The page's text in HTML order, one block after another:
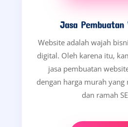
Jasa Pembuatan
Website adalah wajah
digital. Oleh karena itu,
jasa pembuatan
dengan harga murah yang
dan ramah